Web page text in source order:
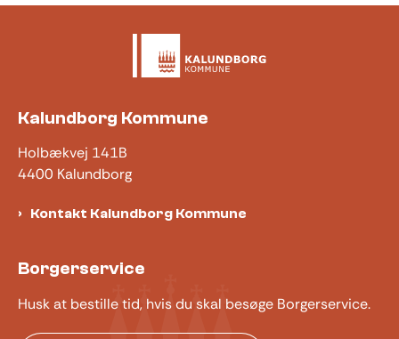
Kalundborg Kommune
Holbækvej 141B
4400 Kalundborg
Kontakt Kalundborg Kommune
Borgerservice
Husk at bestille tid, hvis du skal besøge Borgerservice.